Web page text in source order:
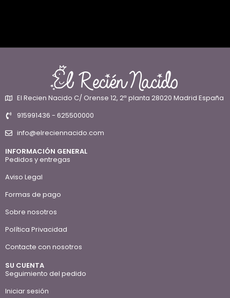
El Recien Nacido C/ Orense 12, 2ª planta 28020 Madrid España
915991436 - 625500000
info@elreciennacido.com
INFORMACIÓN GENERAL
Pedidos y entregas
Aviso Legal
Formas de pago
Sobre nosotros
Política Privacidad
Contacte con nosotros
SU CUENTA
Seguimiento del pedido
Iniciar sesión